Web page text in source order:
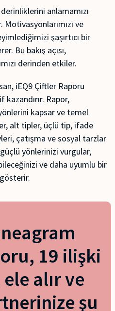
anlamamızı
ve
şaşırtıcı bir
Bu bakış açısı,
derinden etkiler.
iEQ9 Çiftler Raporu
Rapor,
kapsar ve temel
alt tipler, üçlü tip, ifade
çatışma ve sosyal tarzlar
yönlerinizi vurgular,
ve daha uyumlu bir
19 ilişki
ele alır ve
şu